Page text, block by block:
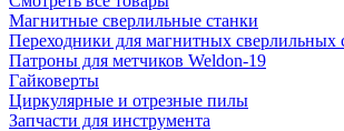
Магнитные сверлильные станки
Переходники для магнитных сверлильных
Патроны для метчиков Weldon-19
Гайковерты
Циркулярные и отрезные пилы
Запчасти для инструмента